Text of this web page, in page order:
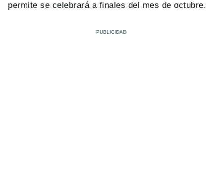
permite se celebrará a finales del mes de octubre.